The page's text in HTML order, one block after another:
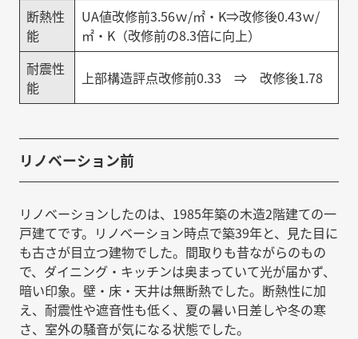
断熱性
能
UA値改修前3.56ｗ/㎡・K⇒改修後0.43ｗ/
㎡・K（改修前の8.3倍に向上）
耐震性
能
上部構造評点改修前0.33 ⇒ 改修後1.78
リノベーション前
リノベーションしたのは、1985年築の木造2階建ての一
戸建てです。リノベーション時点で築39年と、見た目に
も古さが目立つ建物でした。間取りも昔ながらのもの
で、ダイニング・キッチンは奥まっていて光が届かず、
暗い印象。壁・床・天井は無断熱でした。断熱性に加
え、耐震性や遮音性も低く、夏の暑い日差しや冬の寒
さ、室外の騒音が気になる状態でした。